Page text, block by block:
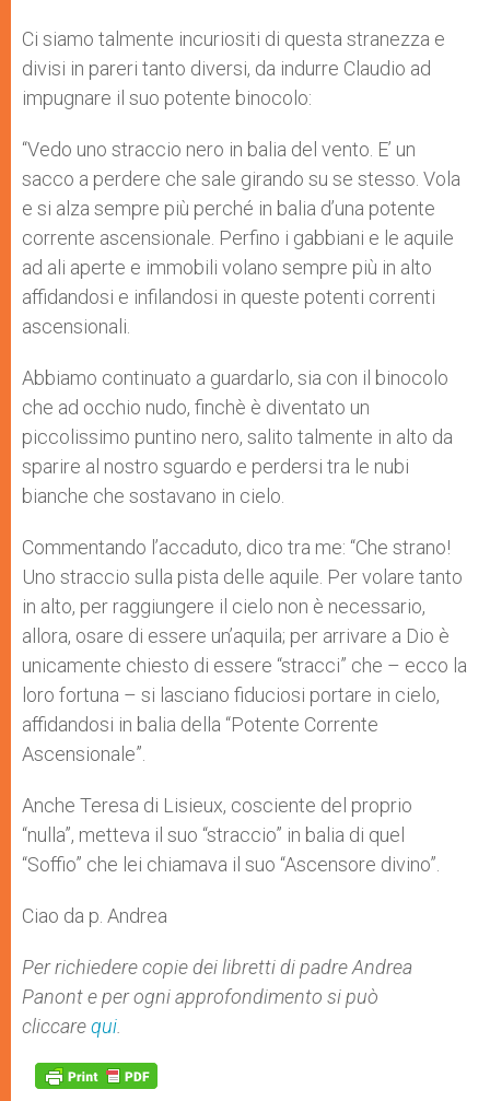
Ci siamo talmente incuriositi di questa stranezza e
divisi in pareri tanto diversi, da indurre Claudio ad
impugnare il suo potente binocolo:
“Vedo uno straccio nero in balia del vento. E’ un
sacco a perdere che sale girando su se stesso. Vola
e si alza sempre più perché in balia d’una potente
corrente ascensionale. Perfino i gabbiani e le aquile
ad ali aperte e immobili volano sempre più in alto
affidandosi e infilandosi in queste potenti correnti
ascensionali.
Abbiamo continuato a guardarlo, sia con il binocolo
che ad occhio nudo, finchè è diventato un
piccolissimo puntino nero, salito talmente in alto da
sparire al nostro sguardo e perdersi tra le nubi
bianche che sostavano in cielo.
Commentando l’accaduto, dico tra me: “Che strano!
Uno straccio sulla pista delle aquile. Per volare tanto
in alto, per raggiungere il cielo non è necessario,
allora, osare di essere un’aquila; per arrivare a Dio è
unicamente chiesto di essere “stracci” che – ecco la
loro fortuna – si lasciano fiduciosi portare in cielo,
affidandosi in balia della “Potente Corrente
Ascensionale”.
Anche Teresa di Lisieux, cosciente del proprio
“nulla”, metteva il suo “straccio” in balia di quel
“Soffio” che lei chiamava il suo “Ascensore divino”.
Ciao da p. Andrea
Per richiedere copie dei libretti di padre Andrea
Panont e per ogni approfondimento si può
cliccarequi